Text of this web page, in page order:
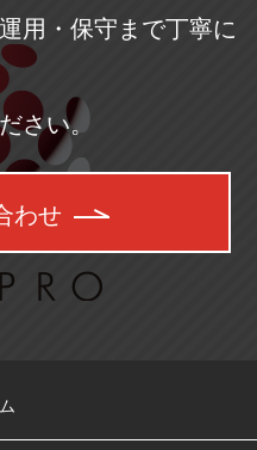
用・保守まで丁寧に
さい。
わせ